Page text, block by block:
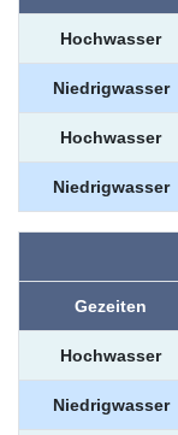
Hochwasser
Niedrigwasser
Hochwasser
Niedrigwasser
Gezeiten
Hochwasser
Niedrigwasser